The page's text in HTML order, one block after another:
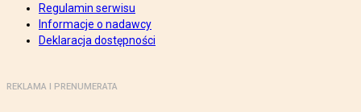
Regulamin serwisu
Informacje o nadawcy
Deklaracja dostępności
REKLAMA I PRENUMERATA